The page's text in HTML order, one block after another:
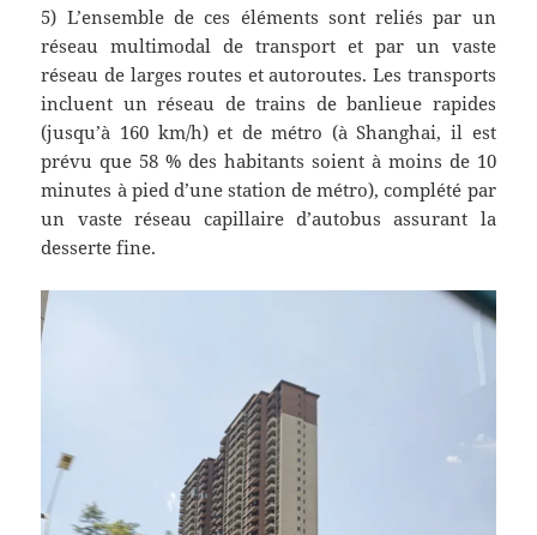
5) L’ensemble de ces éléments sont reliés par un
réseau multimodal de transport et par un vaste
réseau de larges routes et autoroutes. Les transports
incluent un réseau de trains de banlieue rapides
(jusqu’à 160 km/h) et de métro (à Shanghai, il est
prévu que 58 % des habitants soient à moins de 10
minutes à pied d’une station de métro), complété par
un vaste réseau capillaire d’autobus assurant la
desserte fine.